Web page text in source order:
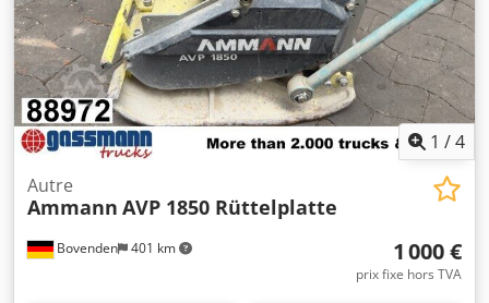
1 /4
Bovenden 401 km
Autre
Ammann AVP 1850 Rüttelplatte
1 000 €
prix fixe hors TVA